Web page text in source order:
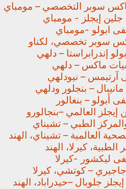
سوبر التخصصي – مومباي
إيجلز - مومباي
ابولو -مومباي
سوبر تخصصي، لكناو
إندرابراستا – دلهي
ماكس – دلهي
– نيودلهي
– بنجلور ودلهي
أبولو – بنغالور
العالمي –بنجالورو
الطبي – تشيناي
العالمية – تشيناي، الهند
الطبية، كيرلا، الهند
ليكشور -كيرلا
– كوتشي، كيرلا
جلوبال –حيدراباد، الهند